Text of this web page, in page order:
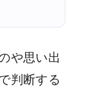
や思い出
判断する